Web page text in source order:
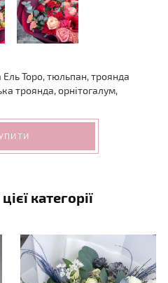
Торо, тюльпан, троянда
троянда, орнітогалум,
категорії